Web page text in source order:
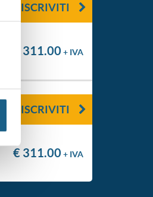
ISCRIVITI
€ 311.00 + IVA
ISCRIVITI
€ 311.00 + IVA